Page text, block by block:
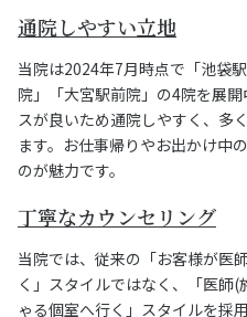
通院しやすい立地
当院は2024年7月時点で「池袋
院」「大宮駅前院」の4院を展
スが良いため通院しやすく、多
ます。お仕事帰りやお出かけ中
のが魅力です。
丁寧なカウンセリング
当院では、従来の「お客様が医
く」スタイルではなく、「医師
ゃる個室へ行く」スタイルを採